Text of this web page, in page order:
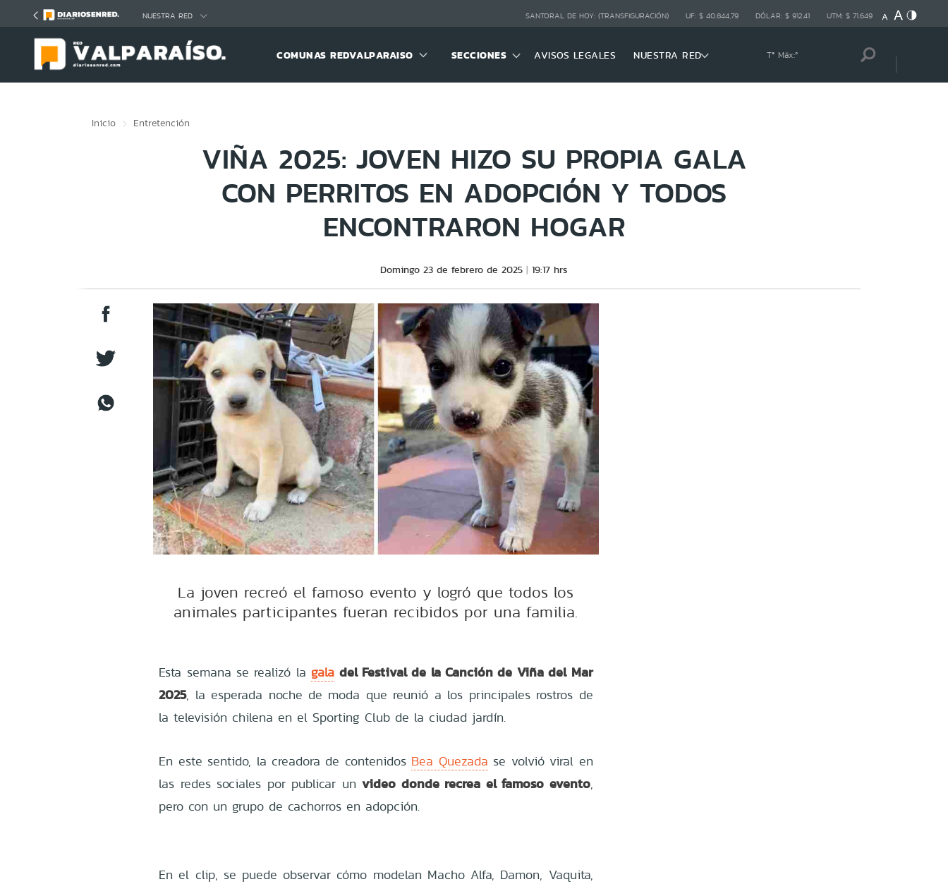
NUESTRA RED SANTORAL DE HOY: (TRANSFIGURACIÓN) UF: $ 40.844,79 DÓLAR: $ 912,41 UTM: $ 71.649
COMUNAS REDVALPARAISO SECCIONES AVISOS LEGALES NUESTRA RED Tª Máx:º
Inicio Entretención
VIÑA 2025: JOVEN HIZO SU PROPIA GALA
CON PERRITOS EN ADOPCIÓN Y TODOS
ENCONTRARON HOGAR
Domingo 23 de febrero de 2025 19:17 hrs
La joven recreó el famoso evento y logró que todos los
animales participantes fueran recibidos por una familia.
Esta semana se realizó la gala del Festival de la Canción de Viña del Mar
2025, la esperada noche de moda que reunió a los principales rostros de
la televisión chilena en el Sporting Club de la ciudad jardín.
En este sentido, la creadora de contenidos Bea Quezada se volvió viral en
las redes sociales por publicar unvideo donde recrea el famoso evento,
pero con un grupo de cachorros en adopción.
En el clip, se puede observar cómo modelan Macho Alfa, Damon, Vaquita,